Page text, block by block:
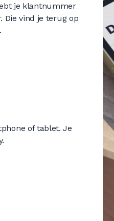
je klantnummer
Die vind je terug op
of tablet. Je